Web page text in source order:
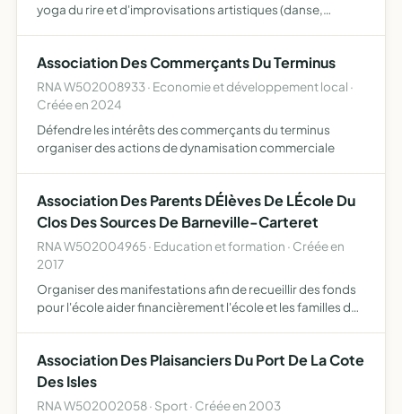
yoga du rire et d'improvisations artistiques (danse,
Association Des Commerçants Du Terminus
RNA W502008933 · Economie et développement local ·
Créée en 2024
Défendre les intérêts des commerçants du terminus
organiser des actions de dynamisation commerciale
Association Des Parents DÉlèves De LÉcole Du
Clos Des Sources De Barneville-Carteret
RNA W502004965 · Education et formation · Créée en
2017
Organiser des manifestations afin de recueillir des fonds
pour l'école aider financièrement l'école et les familles des
Association Des Plaisanciers Du Port De La Cote
Des Isles
RNA W502002058 · Sport · Créée en 2003